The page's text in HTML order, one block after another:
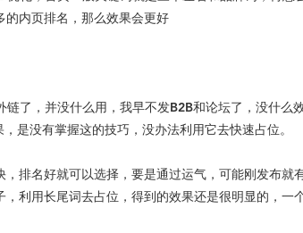
的内页排名，那么效果会更好
了，并没什么用，我早不发B2B和论坛了，没什么
是没有掌握这的技巧，没办法利用它去快速占位。
排名好就可以选择，要是通过运气，可能刚发布就
利用长尾词去占位，得到的效果还是很明显的，一